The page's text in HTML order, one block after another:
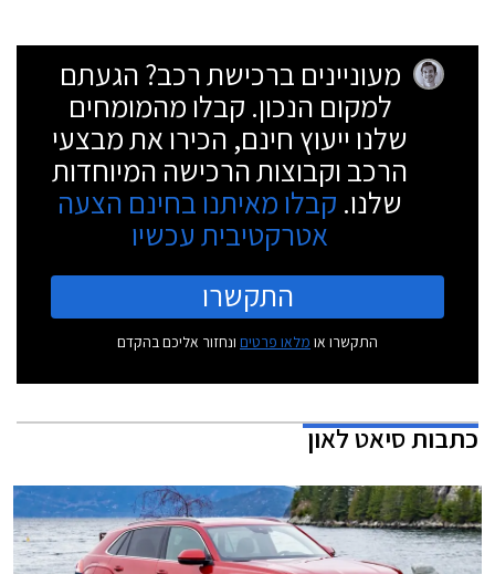
מעוניינים ברכישת רכב? הגעתם
למקום הנכון. קבלו מהמומחים
שלנו ייעוץ חינם, הכירו את מבצעי
הרכב וקבוצות הרכישה המיוחדות
שלנו. קבלו מאיתנו בחינם הצעה
אטרקטיבית עכשיו
התקשרו
התקשרו או מלאו פרטים ונחזור אליכם בהקדם
כתבותסיאט לאון